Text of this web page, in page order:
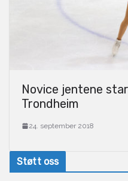
Novice jentene
Trondheim
24. september 2018
Støtt oss